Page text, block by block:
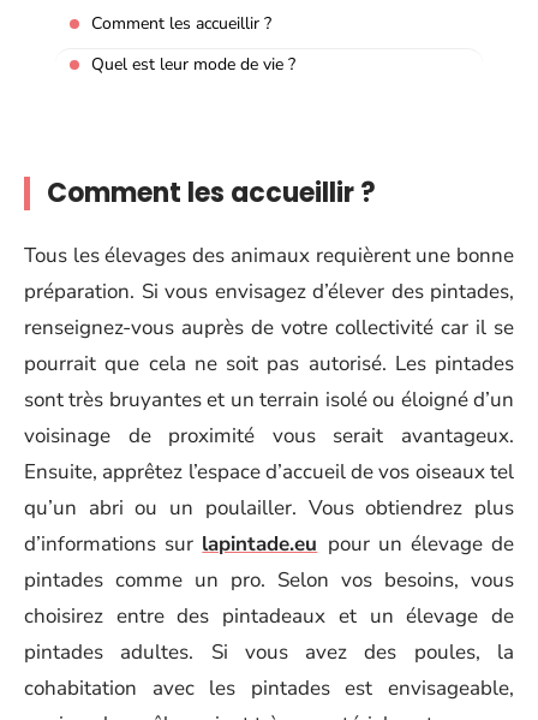
Comment les accueillir ?
Quel est leur mode de vie ?
Comment les accueillir ?
Tous les élevages des animaux requièrent une bonne
préparation. Si vous envisagez d’élever des pintades,
renseignez-vous auprès de votre collectivité car il se
pourrait que cela ne soit pas autorisé. Les pintades
sont très bruyantes et un terrain isolé ou éloigné d’un
voisinage de proximité vous serait avantageux.
Ensuite, apprêtez l’espace d’accueil de vos oiseaux tel
qu’un abri ou un poulailler. Vous obtiendrez plus
d’informations sur lapintade.eu pour un élevage de
pintades comme un pro. Selon vos besoins, vous
choisirez entre des pintadeaux et un élevage de
pintades adultes. Si vous avez des poules, la
cohabitation avec les pintades est envisageable,